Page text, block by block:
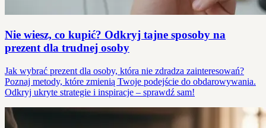
Nie wiesz, co kupić? Odkryj tajne sposoby na
prezent dla trudnej osoby
Jak wybrać prezent dla osoby, która nie zdradza zainteresowań?
Poznaj metody, które zmienią Twoje podejście do obdarowywania.
Odkryj ukryte strategie i inspiracje – sprawdź sam!